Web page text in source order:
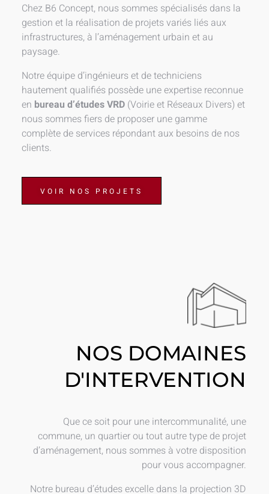
Chez B6 Concept, nous sommes spécialisés dans la
gestion et la réalisation de projets variés liés aux
infrastructures, à l’aménagement urbain et au
paysage.
Notre équipe d’ingénieurs et de techniciens
hautement qualifiés possède une expertise reconnue
en bureau d’études VRD (Voirie et Réseaux Divers) et
nous sommes fiers de proposer une gamme
complète de services répondant aux besoins de nos
clients.
VOIR NOS PROJETS
NOS DOMAINES
D'INTERVENTION
Que ce soit pour une intercommunalité, une
commune, un quartier ou tout autre type de projet
d’aménagement, nous sommes à votre disposition
pour vous accompagner.
Notre bureau d’études excelle dans la projection 3D